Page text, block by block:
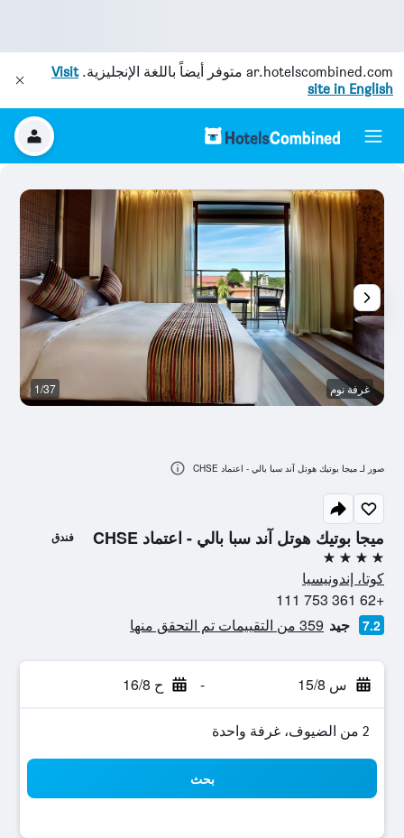
ar.hotelscombined.com متوفر أيضاً باللغة الإنجليزية.Visit
site in English
ميجا بوتيك هوتل آند سبا بالي - اعتماد CHSE فندق
4 نجوم
كوتا، إندونيسيا
+62 361 753 111
7.2 جيد 359 من التقييمات تم التحقق منها
س 15/8 - ح 16/8
2 من الضيوف، غرفة واحدة
بحث
غرفة نوم 1/37
صور لـ ميجا بوتيك هوتل آند سبا بالي - اعتماد CHSE